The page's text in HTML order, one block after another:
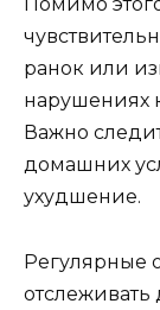
Помимо
ранок или
нарушениях
Важно
домашних
ухудшение.
Регулярные
отслеживать